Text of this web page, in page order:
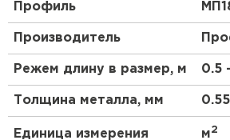
Профиль
Производитель
Режем длину в размер, м 0.5
Толщина металла, мм 0.55
Единица измерения м2